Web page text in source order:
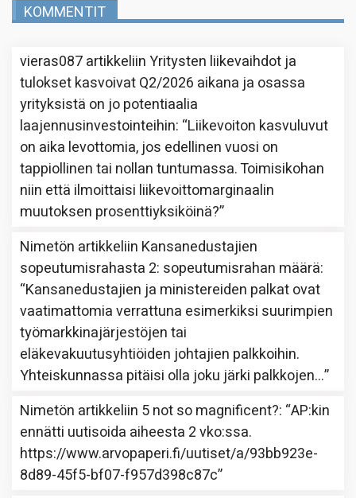
KOMMENTIT
vieras087artikkeliinYritysten liikevaihdot ja
tulokset kasvoivat Q2/2026 aikana ja osassa
yrityksistä on jo potentiaalia
laajennusinvestointeihin: “Liikevoiton kasvuluvut
on aika levottomia, jos edellinen vuosi on
tappiollinen tai nollan tuntumassa. Toimisikohan
niin että ilmoittaisi liikevoittomarginaalin
muutoksen prosenttiyksiköinä?”
Nimetön artikkeliin Kansanedustajien
sopeutumisrahasta 2: sopeutumisrahan määrä:
“Kansanedustajien ja ministereiden palkat ovat
vaatimattomia verrattuna esimerkiksi suurimpien
työmarkkinajärjestöjen tai
eläkevakuutusyhtiöiden johtajien palkkoihin.
Yhteiskunnassa pitäisi olla joku järki palkkojen…”
Nimetön artikkeliin 5 not so magnificent?: “AP:kin
ennätti uutisoida aiheesta 2 vko:ssa.
https://www.arvopaperi.fi/uutiset/a/93bb923e-
8d89-45f5-bf07-f957d398c87c”